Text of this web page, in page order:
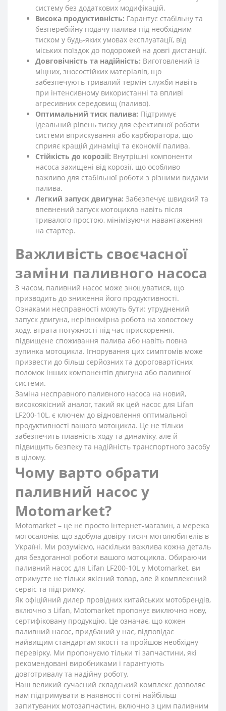
систему без додаткових модифікацій.
Висока продуктивність: Гарантує стабільну та
безперебійну подачу палива під необхідним
тиском у будь-яких умовах експлуатації, від
міських поїздок до подорожей на довгі дистанції.
Довговічність та надійність: Виготовлений із
міцних, зносостійких матеріалів, що
забезпечують тривалий термін служби навіть
при інтенсивному використанні та впливі
агресивних середовищ (паливо).
Оптимальний тиск палива: Підтримує
ідеальний рівень тиску для ефективної роботи
системи вприскування або карбюратора, що
сприяє кращій динаміці та економії палива.
Стійкість до корозії: Внутрішні компоненти
насоса захищені від корозії, що особливо
важливо для стабільної роботи з різними видами
палива.
Легкий запуск двигуна: Забезпечує швидкий та
впевнений запуск мотоцикла навіть після
тривалого простою, мінімізуючи навантаження
на стартер.
Важливість своєчасної
заміни паливного насоса
З часом, паливний насос може зношуватися, що
призводить до зниження його продуктивності.
Ознаками несправності можуть бути: утруднений
запуск двигуна, нерівномірна робота на холостому
ходу, втрата потужності під час прискорення,
підвищене споживання палива або навіть повна
зупинка мотоцикла. Ігнорування цих симптомів може
призвести до більш серйозних та дороговартісних
поломок інших компонентів двигуна або паливної
системи.
Заміна несправного паливного насоса на новий,
високоякісний аналог, такий як цей насос для Lifan
LF200-10L, є ключем до відновлення оптимальної
продуктивності вашого мотоцикла. Це не тільки
забезпечить плавність ходу та динаміку, але й
підвищить безпеку та надійність транспортного засобу
в цілому.
Чому варто обрати
паливний насос у
Motomarket?
Motomarket – це не просто інтернет-магазин, а мережа
мотосалонів, що здобула довіру тисяч мотолюбителів в
Україні. Ми розуміємо, наскільки важлива кожна деталь
для бездоганної роботи вашого мотоцикла. Обираючи
паливний насос для Lifan LF200-10L у Motomarket, ви
отримуєте не тільки якісний товар, але й комплексний
сервіс та підтримку.
Як офіційний дилер провідних китайських мотобрендів,
включно з Lifan, Motomarket пропонує виключно нову,
сертифіковану продукцію. Це означає, що кожен
паливний насос, придбаний у нас, відповідає
найвищим стандартам якості та пройшов необхідну
перевірку. Ми пропонуємо тільки ті запчастини, які
рекомендовані виробниками і гарантують
довготривалу та надійну роботу.
Наш великий сучасний складський комплекс дозволяє
нам підтримувати в наявності сотні найбільш
запитуваних мотозапчастин, включно з цим паливним